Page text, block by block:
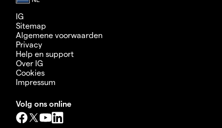
IG
Sitemap
Algemene voorwaarden
Privacy
Help en support
Over IG
Cookies
Impressum
Volg ons online